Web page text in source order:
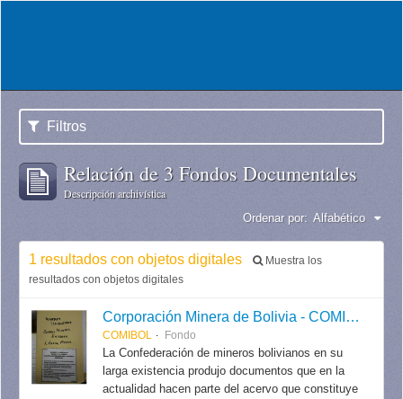
Filtros
Relación de 3 Fondos Documentales
Descripción archivística
Ordenar por: Alfabético
1 resultados con objetos digitales
Muestra los
resultados con objetos digitales
Corporación Minera de Bolivia - COMIBOL
COMIBOL Fondo
La Confederación de mineros bolivianos en su
larga existencia produjo documentos que en la
actualidad hacen parte del acervo que constituye